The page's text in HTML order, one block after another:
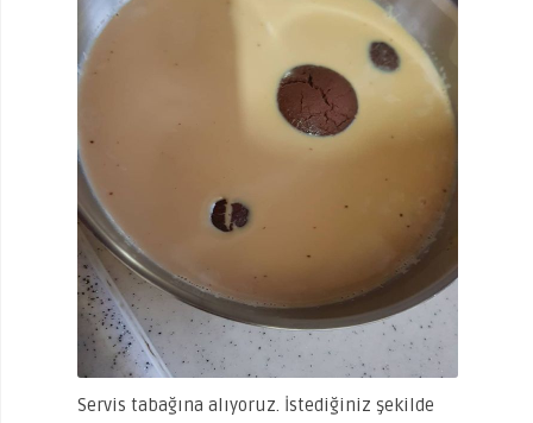
Servis tabağına alıyoruz. İstediğiniz şekilde